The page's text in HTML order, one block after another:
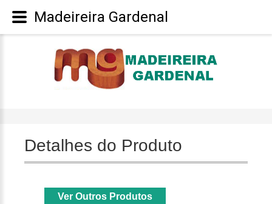
Detalhes do Produto
Madeireira Gardenal